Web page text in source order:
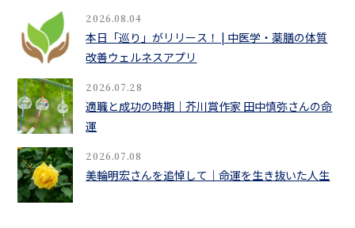
2026.08.04
本日「巡り」がリリース！ | 中医学・薬膳の体質
改善ウェルネスアプリ
2026.07.28
適職と成功の時期｜芥川賞作家 田中慎弥さんの命
運
2026.07.08
美輪明宏さんを追悼して｜命運を生き抜いた人生